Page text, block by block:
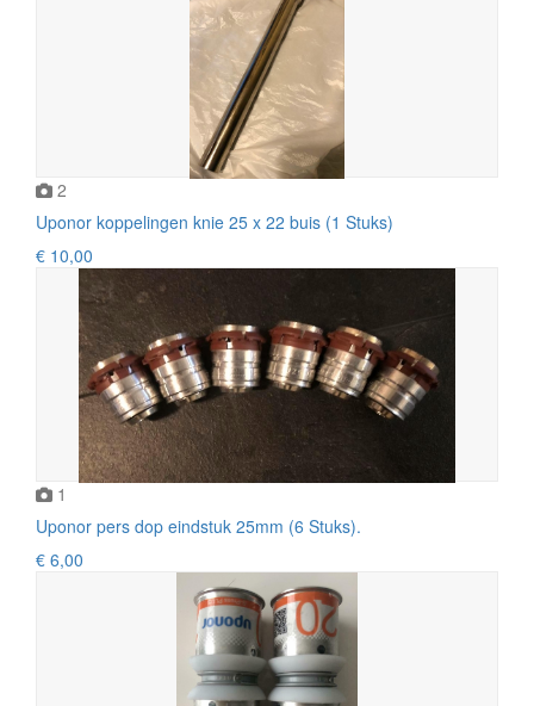
2
Uponor koppelingen knie 25 x 22 buis (1 Stuks)
€ 10,00
1
Uponor pers dop eindstuk 25mm (6 Stuks).
€ 6,00